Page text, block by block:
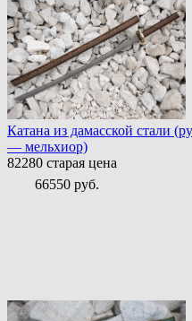
Катана из дамасской стали
— мельхиор)
82280 старая цена
66550 руб.